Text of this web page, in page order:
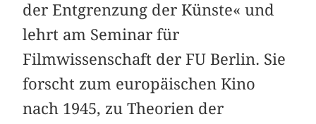
der Entgrenzung der Künste« und
lehrt am Seminar für
Filmwissenschaft der FU Berlin. Sie
forscht zum europäischen Kino
nach 1945, zu Theorien der